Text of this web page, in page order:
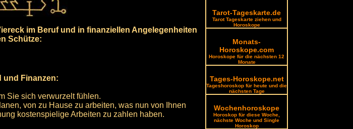
im Beruf und in finanziellen Angelegenheiten
Schütze:
und Finanzen:
Sie sich verwurzelt fühlen.
von zu Hause zu arbeiten, was nun von Ihnen
kostenspielige Arbeiten zu zahlen haben.
Tarot-Tageskarte.de
Tarot Tageskarte ziehen und
Horoskope
Monats-
Horoskope.com
Horoskope für die nächsten 12
Monate
Tages-Horoskope.net
Tageshoroskop für heute und die
nächsten Tage
Wochenhoroskope
Horoskop für diese Woche,
nächste Woche und Single
Horoskop